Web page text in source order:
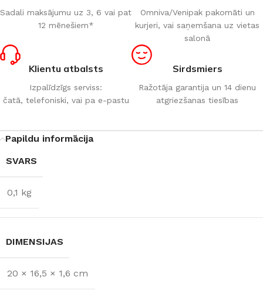
Sadali maksājumu uz 3, 6 vai pat
12 mēnešiem*
Omniva/Venipak pakomāti un
kurjeri, vai saņemšana uz vietas
salonā
Klientu atbalsts
Izpalīdzīgs serviss:
čatā, telefoniski, vai pa e-pastu
Sirdsmiers
Ražotāja garantija un 14 dienu
atgriezšanas tiesības
Papildu informācija
SVARS
0,1 kg
DIMENSIJAS
20 × 16,5 × 1,6 cm